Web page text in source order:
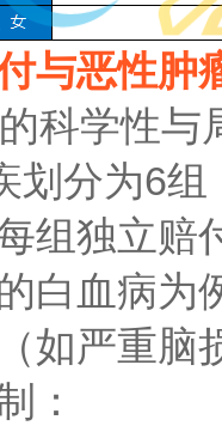
与恶性肿
科学性与
划分为6
组独立赔
白血病为
如严重脑
：